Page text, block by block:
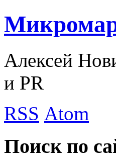
Алексей
и PR
RSS Atom
Поиск по